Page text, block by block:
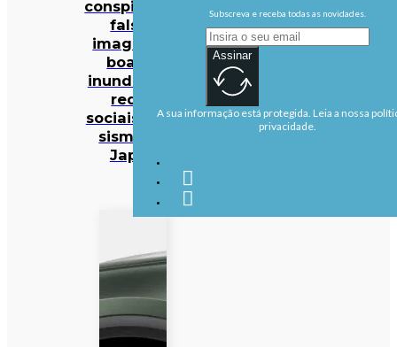
conspiração:
falsas
imagens e
boatos
inundam as
redes
sociais após
sismo no
Japão
Subscreva e receba todas as novidades.
Assinar
A sua informação está protegida. Leia a nossa
privacidade.